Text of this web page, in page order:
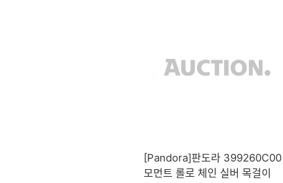
[Pandora]판도라 399260C00
모먼트 롤로 체인 실버 목걸이